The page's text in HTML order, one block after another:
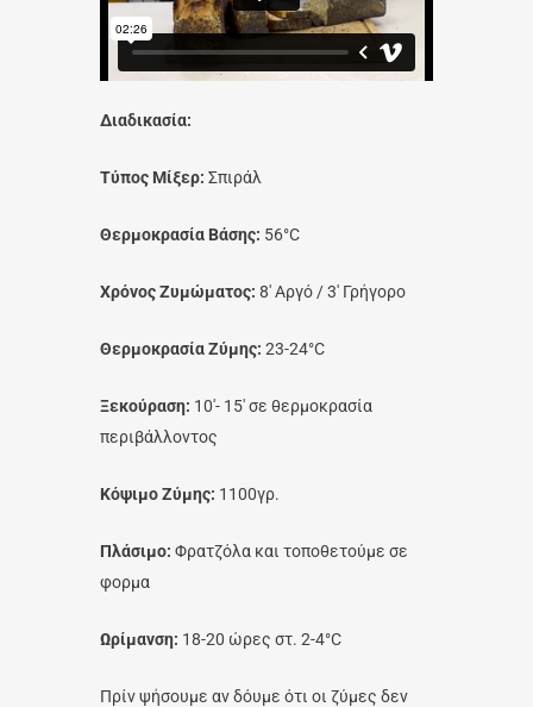
Διαδικασία:
Τύπος Μίξερ: Σπιράλ
Θερμοκρασία Βάσης: 56°C
Χρόνος Ζυμώματος: 8′ Αργό / 3′ Γρήγορο
Θερμοκρασία Ζύμης: 23-24°C
Ξεκούραση: 10′- 15′ σε θερμοκρασία
περιβάλλοντος
Κόψιμο Ζύμης: 1100γρ.
Πλάσιμο: Φρατζόλα και τοποθετούμε σε
φορμα
Ωρίμανση: 18-20 ώρες στ. 2-4°C
Πρίν ψήσουμε αν δόυμε ότι οι ζύμες δεν